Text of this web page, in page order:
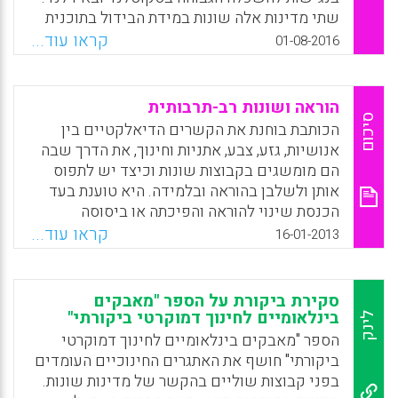
WhatsApp
Facebook
Email
X
שתי מדינות אלה שונות במידת הבידול בתוכנית
לימודים (curriculum differentiation), בדרגת
הסטנדרטיזציה בבחינות בית-ספריות
ובקריטריונים לכניסה להשכלה הגבוהה. בפרט,
בסקוטלנד בחירת תחומי הדעת בחטיבה העליונה
מבודלת יותר (הן במונחים של מספר הן בסוג
תחומי הדעת הנבחרים) והקצאת המקומות
בהשכלה הגבוהה מתוקננת (standardized) פחות
ותלויה יותר בתחומי הדעת שנלמדו בבית הספר
מאשר באירלנד (Iannelli, Cristina; Smyth,
Emer; Klein, Markus, 2016).
WhatsApp
Facebook
Email
X
01-08-2016 קראו עוד...
סיכום
הוראה ושונות רב-תרבותית
הכותבת בוחנת את הקשרים הדיאלקטיים בין
אנושיות, גזע, צבע, אתניות וחינוך, את הדרך שבה
הם מומשגים בקבוצות שונות וכיצד יש לתפוס
אותן ולשלבן בהוראה ובלמידה. היא טוענת בעד
הכנסת שינוי להוראה והפיכתה או ביסוסה
כהוראה נענית-תרבותית (cultural-responsive
teaching), שהיא דרך ההוראה נכונה לקידום
ההישגים של תלמידים בני אוכלוסיות הנתפשות
כנחשלות תוך מתן כבוד למורשתם התרבותית.
במאמר זה הכותבת פורשת את תפישותיה,
אמונותיה ופרסומיה בנושא (Geneva Gay).
WhatsApp
Facebook
Email
X
16-01-2013 קראו עוד...
לינק
סקירת ביקורת על הספר "מאבקים
בינלאומיים לחינוך דמוקרטי ביקורתי"
הספר "מאבקים בינלאומיים לחינוך דמוקרטי
ביקורתי" חושף את האתגרים החינוכיים העומדים
בפני קבוצות שוליים בהקשר של מדינות שונות.